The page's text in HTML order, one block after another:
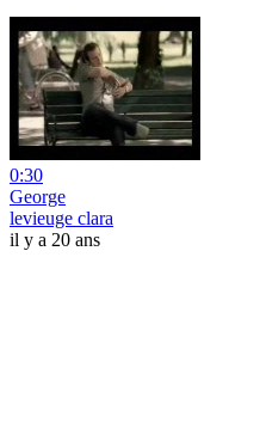
0:30
George
levieuge clara
il y a 20 ans